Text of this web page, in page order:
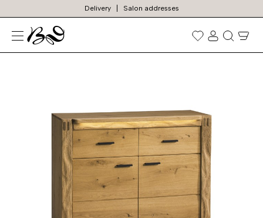
Delivery Salon addresses
Prekių
paieška
N